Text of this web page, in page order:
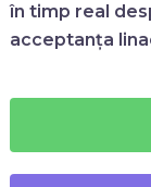
în timp real
acceptanța